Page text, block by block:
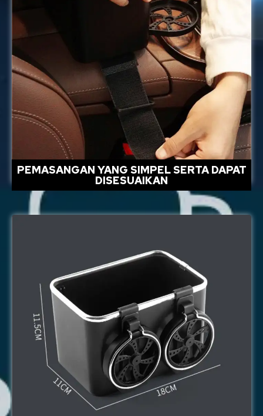
PEMASANGAN YANG SIMPEL SERTA DAPAT
DISESUAIKAN